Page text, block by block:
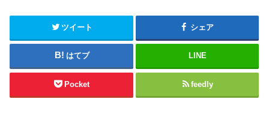
ツイート シェア
はてブ LINE
Pocket feedly